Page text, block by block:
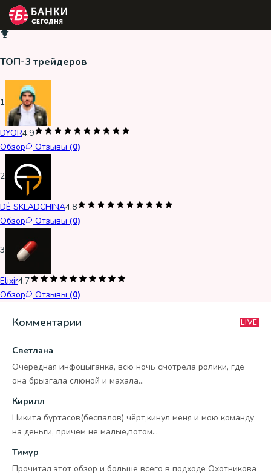
ТОП-3 трейдеров
1
DYOR4.9
Обзор
Отзывы (0)
2
DÈ SKLADCHINA4.8
Обзор
Отзывы (0)
3
Elixir4.7
Обзор
Отзывы (0)
Комментарии LIVE
Светлана
Очередная инфоцыганка, всю ночь смотрела ролики, где
она брызгала слюной и махала...
Кирилл
Никита буртасов(беспалов) чёрт,кинул меня и мою команду
на деньги, причем не малые,потом...
Тимур
Прочитал этот обзор и больше всего в подходе Охотникова